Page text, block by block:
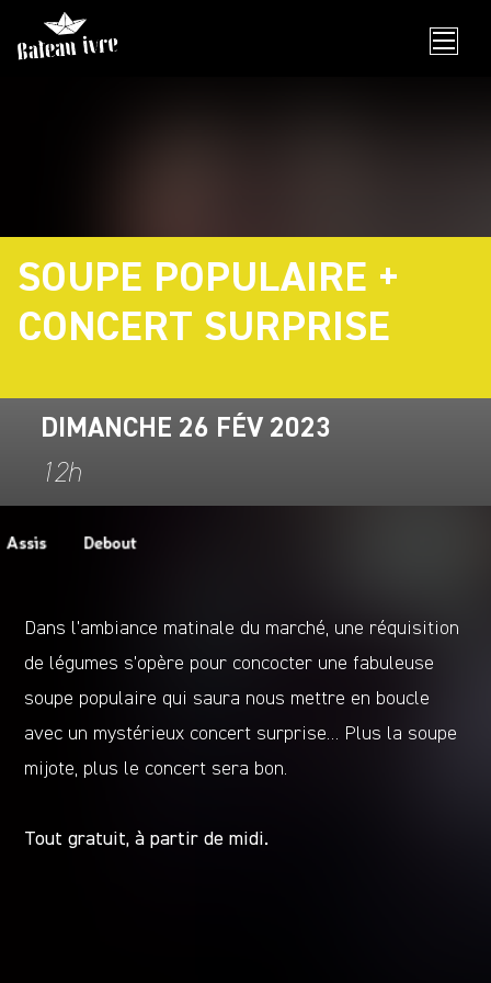
content
SOUPE POPULAIRE +
CONCERT SURPRISE
DIMANCHE 26 FÉV 2023
12h
Dans l’ambiance matinale du marché, une réquisition
de légumes s’opère pour concocter une fabuleuse
soupe populaire qui saura nous mettre en boucle
avec un mystérieux concert surprise… Plus la soupe
mijote, plus le concert sera bon.
Tout gratuit, à partir de midi.